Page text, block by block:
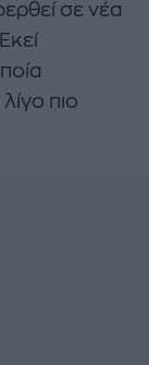
σε νέα
πιο